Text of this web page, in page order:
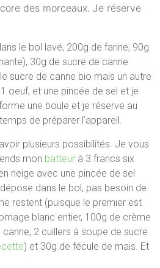
des morceaux. Je réserve
le bol lavé, 200g de farine, 90g
30g de sucre de canne
sucre de canne bio mais un autre
oeuf, et une pincée de sel et je
une boule et je réserve au
de préparer l’appareil.
plusieurs possibilités. Je vous
mon batteur à 3 francs six
neige avec une pincée de sel
dans le bol, pas besoin de
restent (puisque le premier est
blanc entier, 100g de crème
canne, 2 cuillers à soupe de sucre
) et 30g de fécule de maïs. Et